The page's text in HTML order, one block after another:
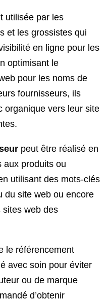
utilisée par les
et les grossistes qui
en ligne pour les
optimisant le
pour les noms de
fournisseurs, ils
organique vers leur site
peut être réalisé en
aux produits ou
utilisant des mots-clés
du site web ou encore
sites web des
le référencement
avec soin pour éviter
ou de marque
d’obtenir